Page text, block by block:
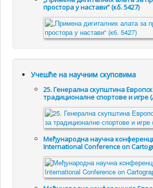
простора у настави“ (кб. 5427)
Учешће на научним скуповима
25. Генералнa скупштинa
традиционалне спортове и игре
Међународна научна
International Conference on